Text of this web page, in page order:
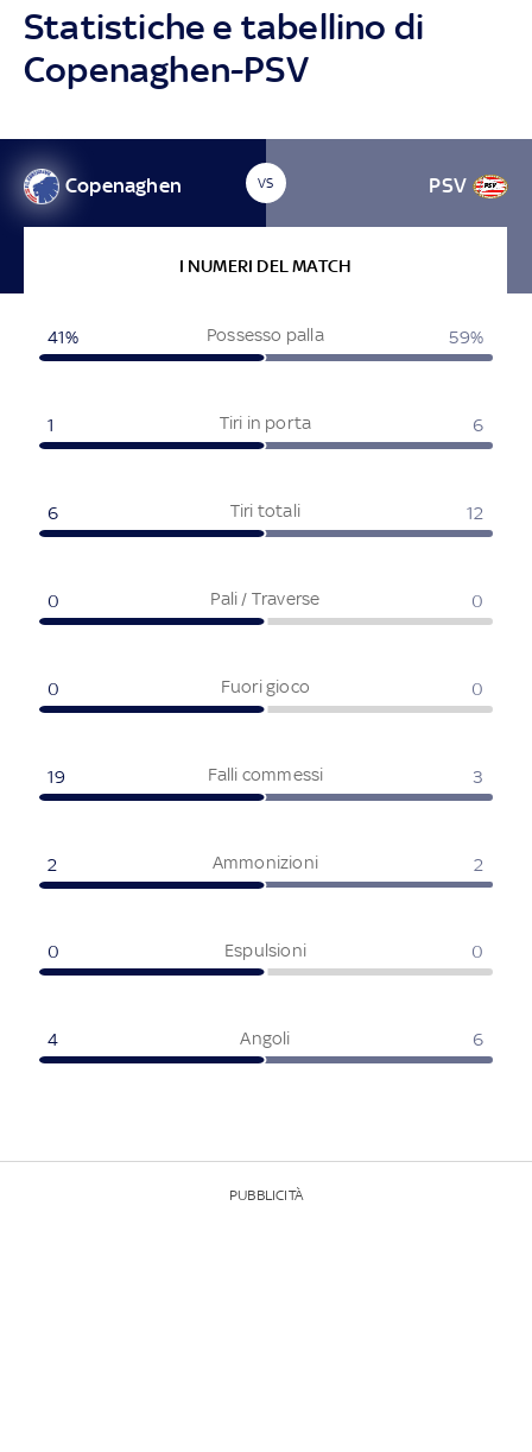
Statistiche e tabellino di
Copenaghen-PSV
Copenaghen VS PSV
I NUMERI DEL MATCH
Possesso palla
41% 59%
Tiri in porta
1 6
Tiri totali
6 12
Pali / Traverse
0 0
Fuori gioco
0 0
Falli commessi
19 3
Ammonizioni
2 2
Espulsioni
0 0
Angoli
4 6
PUBBLICITÀ